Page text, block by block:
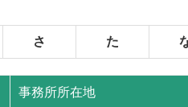
さ た
事務所所在地